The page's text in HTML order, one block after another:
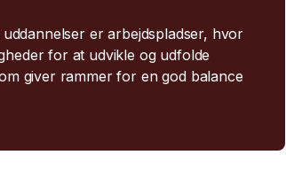
er arbejdspladser, hvor
for at udvikle og udfolde
giver rammer for en god balance